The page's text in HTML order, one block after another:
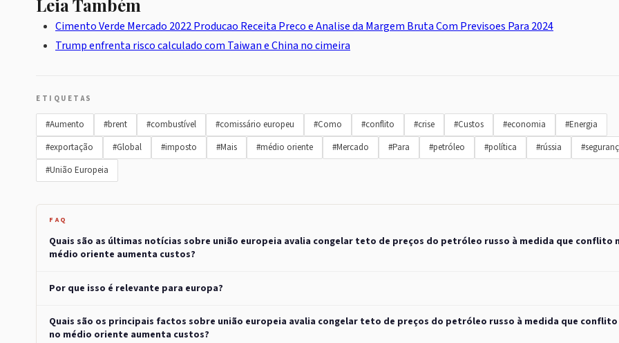
Leia Também
Cimento Verde Mercado 2022 Producao Receita Preco e Analise da Margem Bruta Com Previsoes Para 2024
Trump enfrenta risco calculado com Taiwan e China no cimeira
ETIQUETAS
#Aumento #brent #combustível #comissário europeu #Como #conflito #crise #Custos #economia
#Energia
#exportação
#Global #imposto #Mais #médio oriente #Mercado #Para #petróleo #política #rússia
#União Europeia
FAQ
Quais são as últimas notícias sobre união europeia avalia congelar teto de preços do petróleo russo à medida que conflito
médio oriente aumenta custos?
Por que isso é relevante para europa?
Quais são os principais factos sobre união europeia avalia congelar teto de preços do petróleo russo à medida que conflito
no médio oriente aumenta custos?